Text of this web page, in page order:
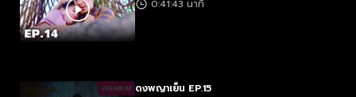
0:41:43 นาที
PREMIUM ดงพญาเย็น EP.15